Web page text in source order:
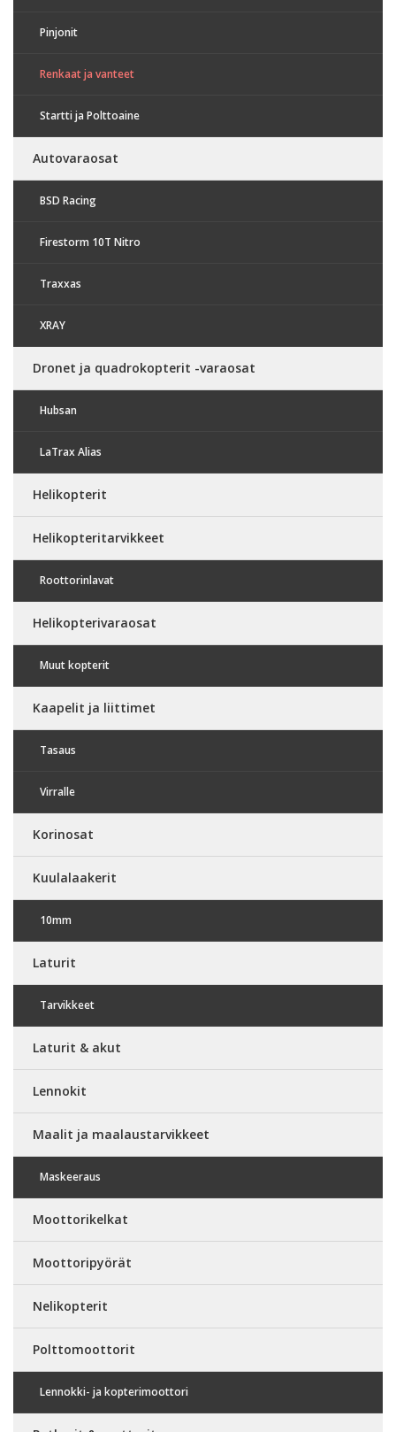
Pinjonit
Renkaat ja vanteet
Startti ja Polttoaine
Autovaraosat
BSD Racing
Firestorm 10T Nitro
Traxxas
XRAY
Dronet ja quadrokopterit -varaosat
Hubsan
LaTrax Alias
Helikopterit
Helikopteritarvikkeet
Roottorinlavat
Helikopterivaraosat
Muut kopterit
Kaapelit ja liittimet
Tasaus
Virralle
Korinosat
Kuulalaakerit
10mm
Laturit
Tarvikkeet
Laturit & akut
Lennokit
Maalit ja maalaustarvikkeet
Maskeeraus
Moottorikelkat
Moottoripyörät
Nelikopterit
Polttomoottorit
Lennokki- ja kopterimoottori